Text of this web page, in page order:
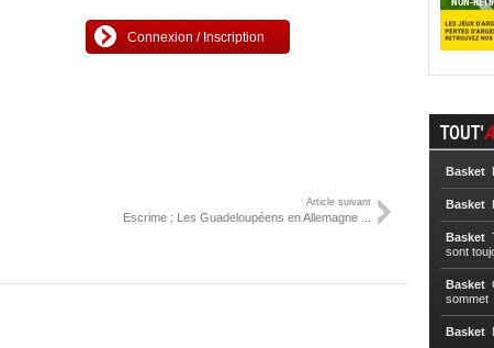
Connexion / Inscription
Article suivant
Escrime : Les Guadeloupéens en Allemagne ...
TOUT'
Basket
Basket
Basket
sont
Basket
sommet
Basket